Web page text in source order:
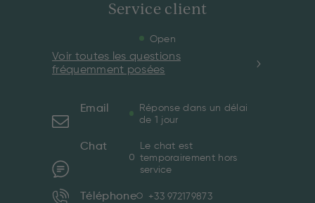
Service client
Open
Voir toutes les questions
fréquemment posées
Email
Réponse dans un délai
de 1 jour
Chat
Le chat est
temporairement hors
service
Téléphone +33 972179873